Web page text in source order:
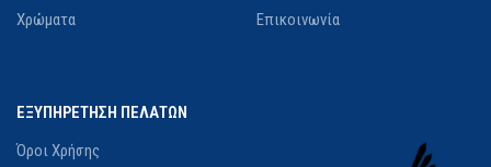
Χρώματα
Επικοινωνία
ΕΞΥΠΗΡΕΤΗΣΗ ΠΕΛΑΤΩΝ
Όροι Χρήσης